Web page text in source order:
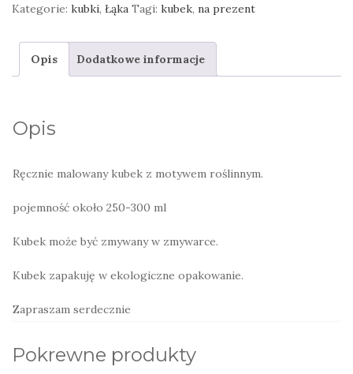
kubek
Kategorie: kubki, Łąka Tagi: kubek, na prezent
Opis Dodatkowe informacje
Opis
Ręcznie malowany kubek z motywem roślinnym.
pojemność około 250-300 ml
Kubek może być zmywany w zmywarce.
Kubek zapakuję w ekologiczne opakowanie.
Zapraszam serdecznie
Pokrewne produkty